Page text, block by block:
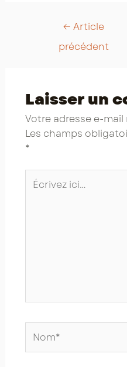
← Article
précédent
Laisser un
Votre adresse e-
Les champs
*
Écrivez
ici…